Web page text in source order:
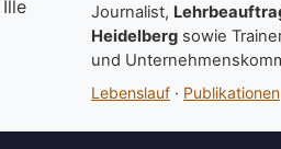
Journalist,
Heidelberg sowie
und
Lebenslauf · Publikationen